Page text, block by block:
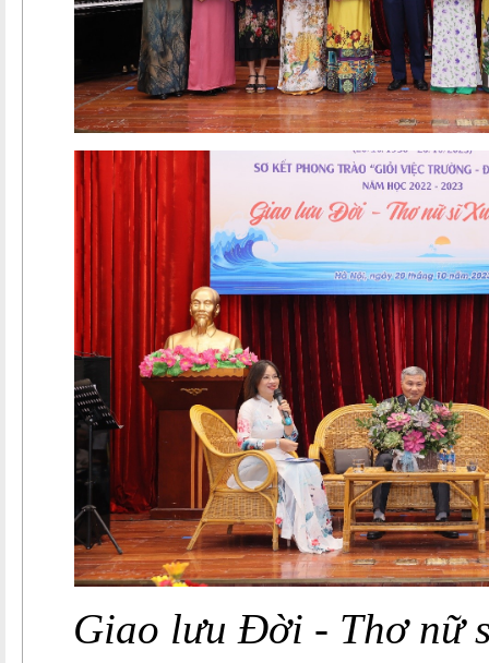
Giao lưu Đời - Thơ nữ